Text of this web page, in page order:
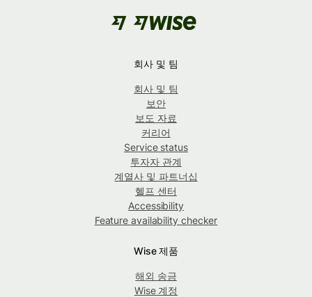
회사 및 팀
회사 및 팀
보안
보도 자료
커리어
Service status
투자자 관계
계열사 및 파트너십
헬프 센터
Accessibility
Feature availability checker
Wise 제품
해외 송금
Wise 계정